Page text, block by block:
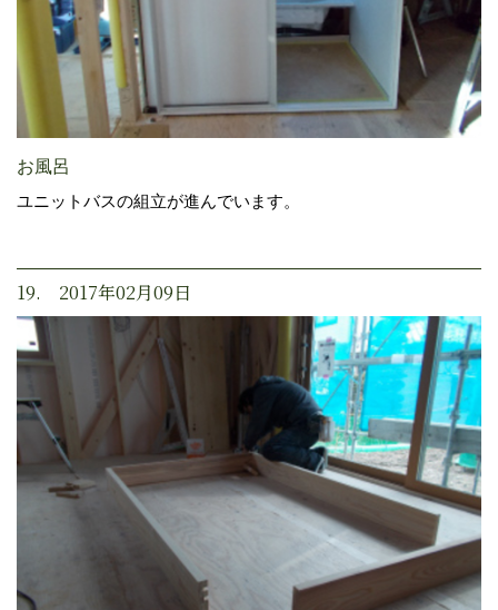
お風呂
ユニットバスの組立が進んでいます。
19. 2017年02月09日